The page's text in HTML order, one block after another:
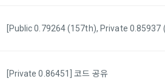
의뢰하는 경
9. "아이디"
데이콘 주식
2021.05.25
[Public 0.79264 (157th), Private 0.85937
[Private 0.86451] 코드 공유